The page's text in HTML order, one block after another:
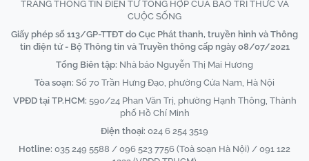
TRANG THÔNG TIN ĐIỆN TỬ TỔNG HỢP CỦA BÁO TRI THỨC VÀ
CUỘC SỐNG
Giấy phép số 113/GP-TTĐT do Cục Phát thanh, truyền hình và Thông
tin điện tử - Bộ Thông tin và Truyền thông cấp ngày 08/07/2021
Tổng Biên tập: Nhà báo Nguyễn Thị Mai Hương
Tòa soạn: Số 70 Trần Hưng Đạo, phường Cửa Nam, Hà Nội
VPĐD tại TP.HCM: 590/24 Phan Văn Trị, phường Hạnh Thông, Thành
phố Hồ Chí Minh
Điện thoại: 024 6 254 3519
Hotline: 035 249 5588 / 096 523 7756 (Toà soạn Hà Nội) / 091 122